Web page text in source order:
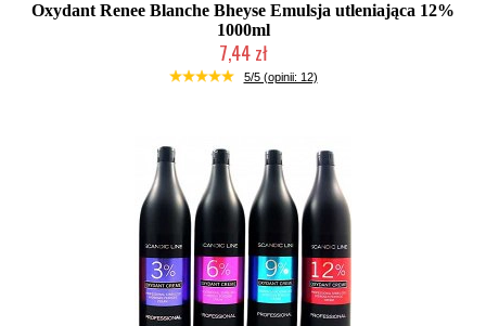
Oxydant Renee Blanche Bheyse Emulsja utleniająca 12%
1000ml
7,44 zł
Produkt wycofany
5/5 (opinii: 12)